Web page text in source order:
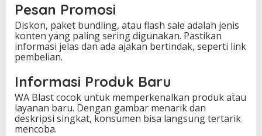
Pesan Promosi
Diskon, paket bundling, atau flash sale adalah jenis
konten yang paling sering digunakan. Pastikan
informasi jelas dan ada ajakan bertindak, seperti link
pembelian.
Informasi Produk Baru
WA Blast cocok untuk memperkenalkan produk atau
layanan baru. Dengan gambar menarik dan
deskripsi singkat, konsumen bisa langsung tertarik
mencoba.